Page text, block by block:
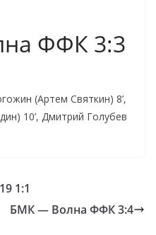
ФФК 3:3
(Артем Святкин) 8’,
10’, Дмитрий Голубев
1:1
БМК — Волна ФФК 3:4